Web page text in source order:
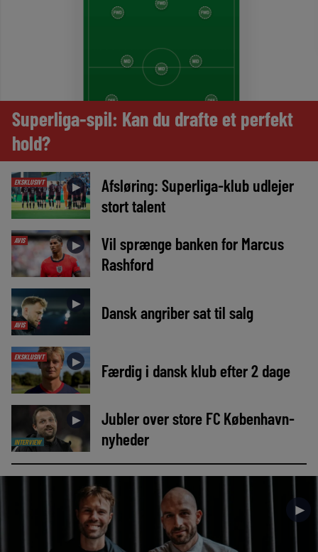
Superliga-spil: Kan du drafte et perfekt
hold?
EKSKLUSIVT ►
Afsløring: Superliga-klub udlejer
stort talent
AVIS ►
Vil sprænge banken for Marcus
Rashford
AVIS
► Dansk angriber sat til salg
EKSKLUSIVT ► Færdig i dansk klub efter 2 dage
INTERVIEW
►
Jubler over store FC København-
nyheder
►